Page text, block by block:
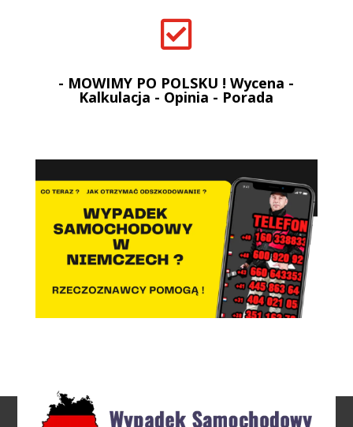

- MOWIMY PO POLSKU ! Wycena -
Kalkulacja - Opinia - Porada